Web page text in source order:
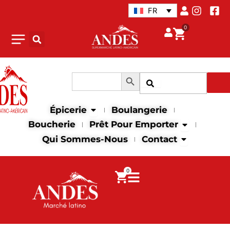
FR
0
Search
Search Button
Épicerie Open Épicerie
Boulangerie
Boucherie
Prêt Pour Emporter Open Prêt
Qui Sommes-Nous Contact Open
0